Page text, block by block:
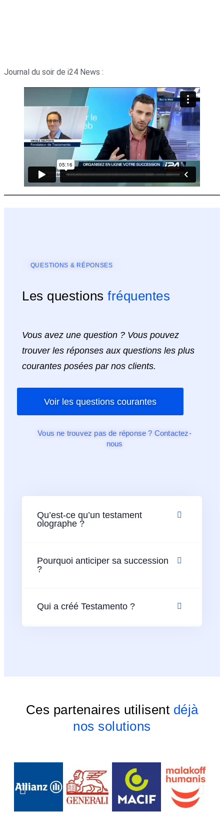
Journal du soir de i24 News :
QUESTIONS & RÉPONSES
Les questions fréquentes
Vous avez une question ? Vous pouvez
trouver les réponses aux questions les plus
courantes posées par nos clients.
Voir les questions courantes
Vous ne trouvez pas de réponse ? Contactez-
nous
Qu’est-ce qu’un testament
olographe ?
Pourquoi anticiper sa succession
?
Qui a créé Testamento ?
Ces partenaires utilisent déjà
nos solutions